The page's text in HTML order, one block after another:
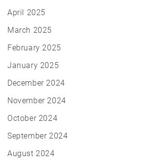
April 2025
March 2025
February 2025
January 2025
December 2024
November 2024
October 2024
September 2024
August 2024